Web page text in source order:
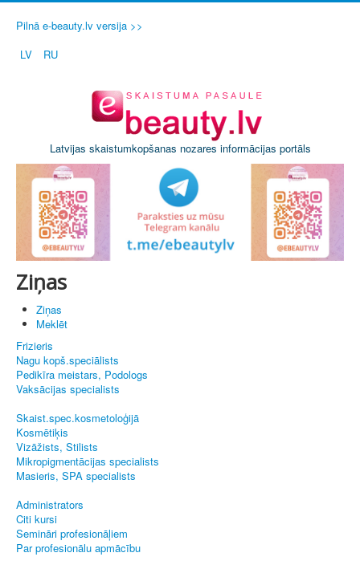
Pilnā e-beauty.lv versija >>
LV
RU
Latvijas skaistumkopšanas nozares informācijas portāls
Ziņas
Ziņas
Meklēt
Frizieris
Nagu kopš.speciālists
Pedikīra meistars, Podologs
Vaksācijas specialists
Skaist.spec.kosmetoloģijā
Kosmētiķis
Vizāžists, Stilists
Mikropigmentācijas specialists
Masieris, SPA specialists
Administrators
Citi kursi
Semināri profesionāļiem
Par profesionālu apmācību